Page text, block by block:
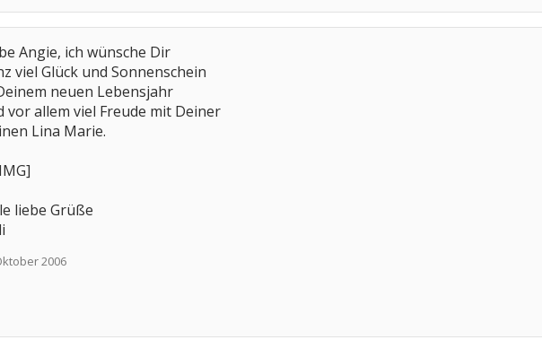
Angie, ich wünsche Dir
viel Glück und Sonnenschein
neuen Lebensjahr
vor allem viel Freude mit Deiner
Lina Marie.
liebe Grüße
2006